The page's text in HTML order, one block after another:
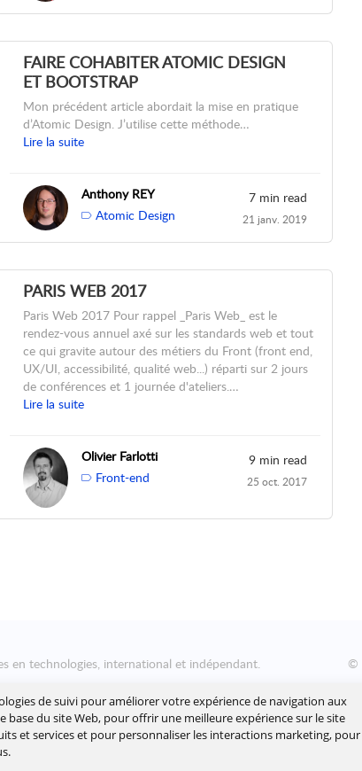
de suivi pour améliorer votre expérience de navigation aux
base du site Web, pour offrir une meilleure expérience sur le site
et services et pour personnaliser les interactions marketing, pour
.
FAIRE COHABITER ATOMIC DESIGN
ET BOOTSTRAP
Mon précédent article abordait la mise en pratique
d’Atomic Design. J’utilise cette méthode…
Lire la suite
Anthony REY
Atomic Design
7 min read
21 janv. 2019
PARIS WEB 2017
Paris Web 2017 Pour rappel _Paris Web_ est le
rendez-vous annuel axé sur les standards web et tout
ce qui gravite autour des métiers du Front (front end,
UX/UI, accessibilité, qualité web...) réparti sur 2 jours
de conférences et 1 journée d'ateliers.…
Lire la suite
Olivier Farlotti
Front-end
9 min read
25 oct. 2017
en technologies, international et indépendant.
à l'échelle, afin de délivrer rapidement la valeur
©